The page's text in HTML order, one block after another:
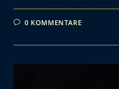
0 KOMMENTARE